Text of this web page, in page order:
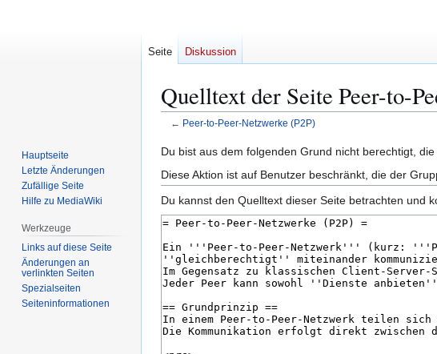
Quelltext der Seite Peer-to-
← Peer-to-Peer-Netzwerke (P2P)
Zur
Navigation
springen
Zur
Suche
springen
Du bist aus dem folgenden Grund nicht berechtigt,
Diese Aktion ist auf Benutzer beschränkt, die der
Du kannst den Quelltext dieser Seite betrachten und
Seite Diskussion
Hauptseite
Letzte Änderungen
Zufällige Seite
Hilfe zu MediaWiki
Werkzeuge
Links auf diese Seite
Änderungen an
verlinkten Seiten
Spezialseiten
Seiten­­informationen